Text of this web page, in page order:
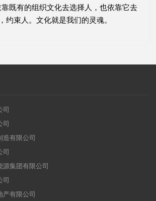
既有的组织文化去选择人，也依靠它去
约束人。文化就是我们的灵魂。
司
司
造有限公司
司
源集团有限公司
司
产有限公司